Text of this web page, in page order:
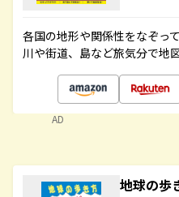
各国の地形や関係性をなぞっ
川や街道、島など旅気分で地
AD
地球の歩